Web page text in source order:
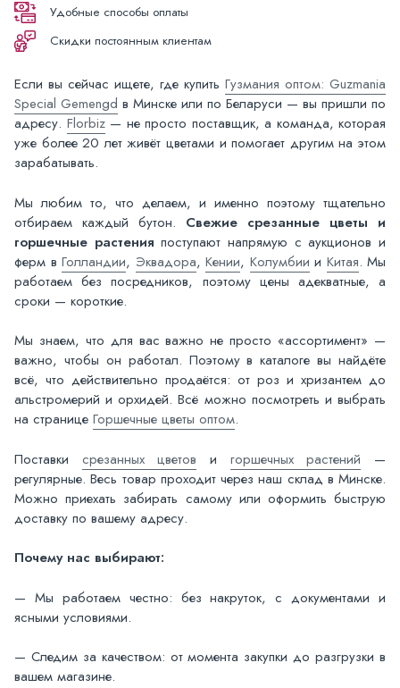
Удобные способы оплаты
Скидки постоянным клиентам
Если вы сейчас ищете, где купить Гузмания оптом: Guzmania
Special Gemengd в Минске или по Беларуси — вы пришли по
адресу. Florbiz— не просто поставщик, а команда, которая
уже более 20 лет живёт цветами и помогает другим на этом
зарабатывать.
Мы любим то, что делаем, и именно поэтому тщательно
отбираем каждый бутон. Свежие срезанные цветы и
горшечные растения поступают напрямую с аукционов и
ферм в Голландии, Эквадора, Кении, Колумбии и Китая. Мы
работаем без посредников, поэтому цены адекватные, а
сроки — короткие.
Мы знаем, что для вас важно не просто «ассортимент» —
важно, чтобы он работал. Поэтому в каталоге вы найдёте
всё, что действительно продаётся: от роз и хризантем до
альстромерий и орхидей. Всё можно посмотреть и выбрать
на странице Горшечные цветы оптом.
Поставки срезанных цветов и горшечных растений —
регулярные. Весь товар проходит через наш склад в Минске.
Можно приехать забирать самому или оформить быструю
доставку по вашему адресу.
Почему нас выбирают:
— Мы работаем честно: без накруток, с документами и
ясными условиями.
— Следим за качеством: от момента закупки до разгрузки в
вашем магазине.